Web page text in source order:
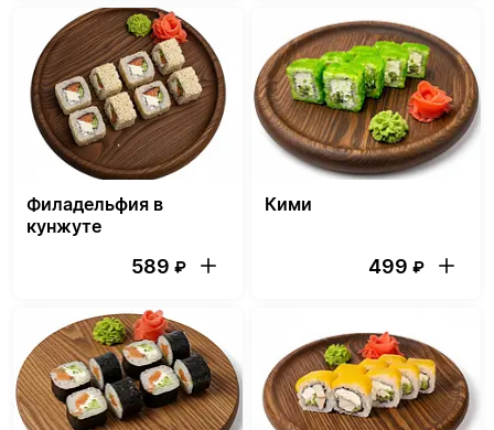
Филадельфия в
кунжуте
589 ₽
Кими
499 ₽